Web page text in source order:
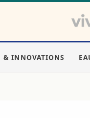
& INNOVATIONS